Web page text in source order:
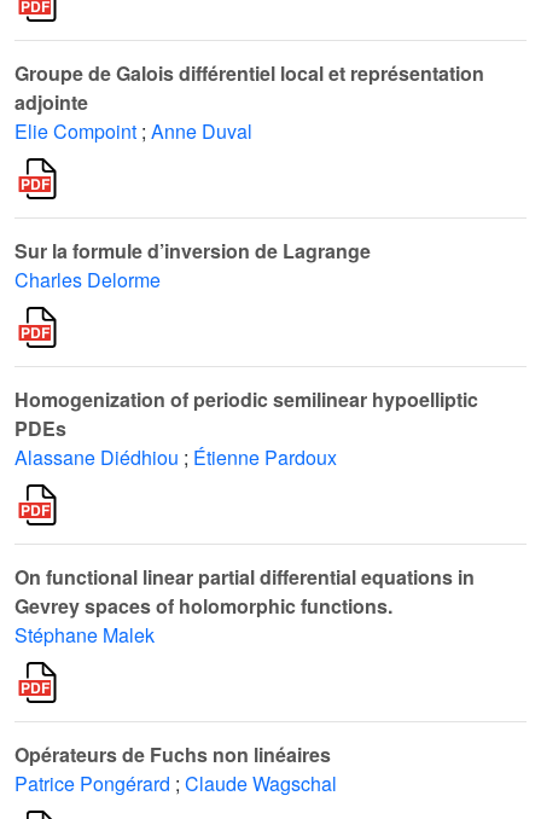
Groupe de Galois différentiel local et représentation
adjointe
Elie Compoint ; Anne Duval
Sur la formule d’inversion de Lagrange
Charles Delorme
Homogenization of periodic semilinear hypoelliptic
PDEs
Alassane Diédhiou ; Étienne Pardoux
On functional linear partial differential equations in
Gevrey spaces of holomorphic functions.
Stéphane Malek
Opérateurs de Fuchs non linéaires
Patrice Pongérard ; Claude Wagschal